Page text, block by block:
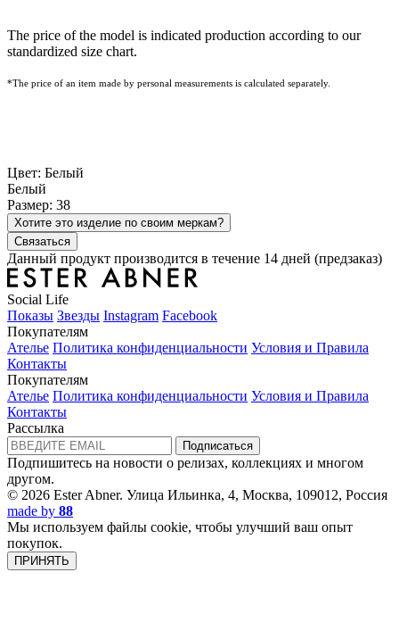
The price of the model is indicated production according to our
standardized size chart.
*The price of an item made by personal measurements is calculated separately.
Цвет: Белый
Белый
Размер: 38
Хотите это изделие по своим меркам?
Связаться
Данный продукт производится в течение 14 дней (предзаказ)
Social Life
Показы Звезды Instagram Facebook
Покупателям
Ателье Политика конфиденциальности Условия и Правила
Контакты
Покупателям
Ателье Политика конфиденциальности Условия и Правила
Контакты
Рассылка
Подписаться
Подпишитесь на новости о релизах, коллекциях и многом
другом.
© 2026 Ester Abner. Улица Ильинка, 4, Москва, 109012, Россия
made by 88
Мы используем файлы cookie, чтобы улучший ваш опыт
покупок.
ПРИНЯТЬ